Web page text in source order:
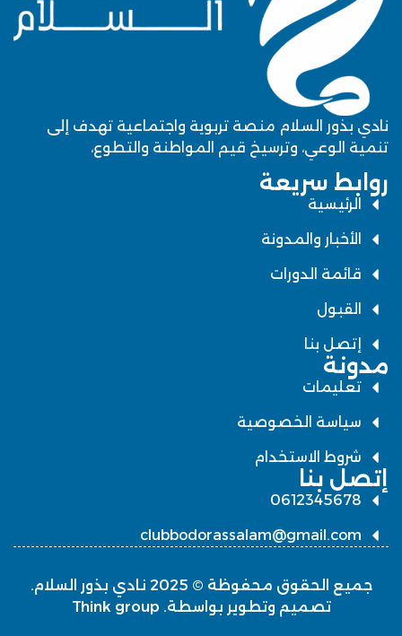
نادي بذور السلام منصة تربوية واجتماعية تهدف إلى
تنمية الوعي، وترسيخ قيم المواطنة والتطوع،
روابط سريعة
الرئيسية
الأخبار والمدونة
قائمة الدورات
القبول
إتصل بنا
مدونة
تعليمات
سياسة الخصوصية
شروط الاستخدام
إتصل بنا
0612345678
clubbodorassalam@gmail.com
جميع الحقوق محفوظة © 2025 نادي بذور السلام.
تصميم وتطوير بواسطة. Think group